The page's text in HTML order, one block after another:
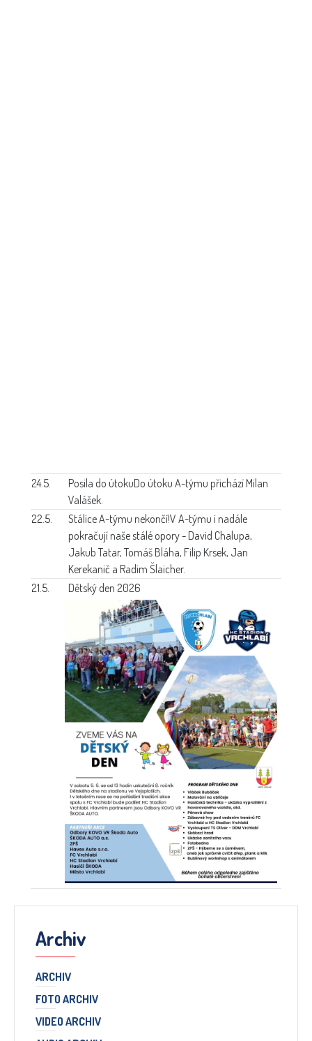
24.5. Posila do útokuDo útoku A-týmu přichází Milan
Valášek.
22.5.
Stálice A-týmu nekončí!V A-týmu i nadále
pokračují naše stálé opory - David Chalupa,
Jakub Tatar, Tomáš Bláha, Filip Krsek, Jan
Kerekanič a Radim Šlaicher.
21.5.
Dětský den 2026
Archiv
ARCHIV
FOTO ARCHIV
VIDEO ARCHIV